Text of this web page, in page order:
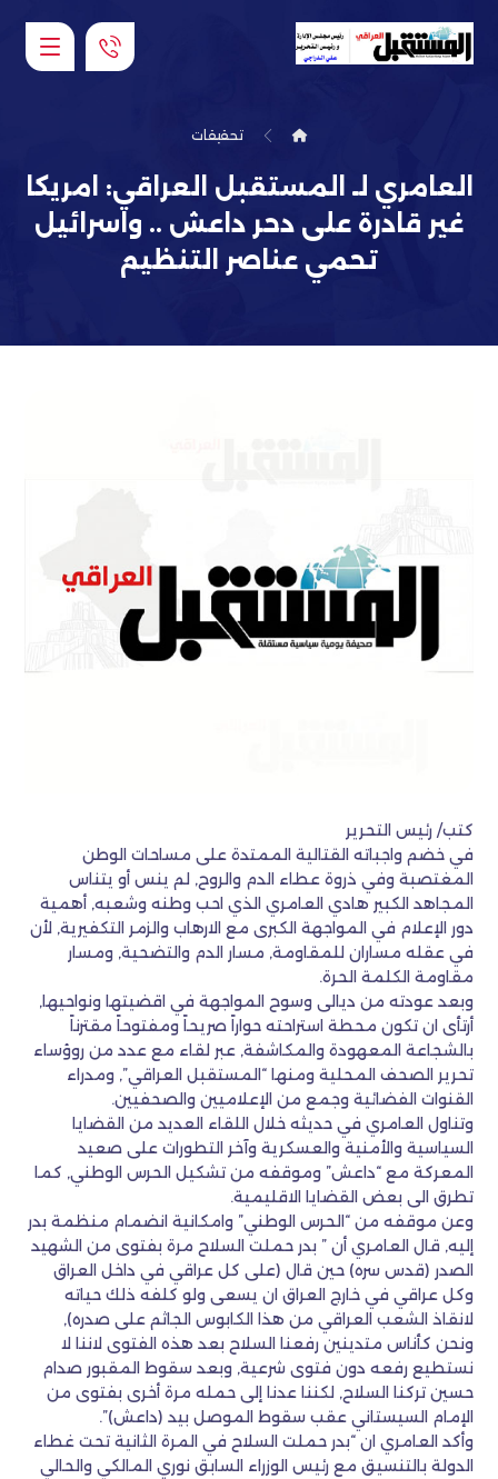
تحقيقات
العامري لـ المستقبل العراقي: امريكا
غير قادرة على دحر داعش .. واسرائيل
تحمي عناصر التنظيم
كتب/ رئيس التحرير
في خضم واجباته القتالية الممتدة على مساحات الوطن
المغتصبة وفي ذروة عطاء الدم والروح, لم ينس أو يتناس
المجاهد الكبير هادي العامري الذي احب وطنه وشعبه, أهمية
دور الإعلام في المواجهة الكبرى مع الارهاب والزمر التكفيرية, لأن
في عقله مساران للمقاومة, مسار الدم والتضحية, ومسار
مقاومة الكلمة الحرة.
وبعد عودته من ديالى وسوح المواجهة في اقضيتها ونواحيها,
أرتأى ان تكون محطة استراحته حواراً صريحاً ومفتوحاً مقترناً
بالشجاعة المعهودة والمكاشفة, عبر لقاء مع عدد من روؤساء
تحرير الصحف المحلية ومنها “المستقبل العراقي”, ومدراء
القنوات الفضائية وجمع من الإعلاميين والصحفيين.
وتناول العامري في حديثه خلال اللقاء العديد من القضايا
السياسية والأمنية والعسكرية وآخر التطورات على صعيد
المعركة مع “داعش” وموقفه من تشكيل الحرس الوطني, كما
تطرق الى بعض القضايا الاقليمية.
وعن موقفه من “الحرس الوطني” وامكانية انضمام منظمة بدر
إليه, قال العامري أن ” بدر حملت السلاح مرة بفتوى من الشهيد
الصدر (قدس سره) حين قال (على كل عراقي في داخل العراق
وكل عراقي في خارج العراق ان يسعى ولو كلفه ذلك حياته
لانقاذ الشعب العراقي من هذا الكابوس الجاثم على صدره),
ونحن كأناس متدينين رفعنا السلاح بعد هذه الفتوى لاننا لا
نستطيع رفعه دون فتوى شرعية, وبعد سقوط المقبور صدام
حسين تركنا السلاح, لكننا عدنا إلى حمله مرة أخرى بفتوى من
الإمام السيستاني عقب سقوط الموصل بيد (داعش)”.
وأكد العامري ان “بدر حملت السلاح في المرة الثانية تحت غطاء
الدولة بالتنسيق مع رئيس الوزراء السابق نوري المالكي والحالي